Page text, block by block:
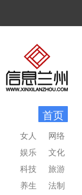
首页
网络
文化
旅游
法制
女人
娱乐
科技
养生